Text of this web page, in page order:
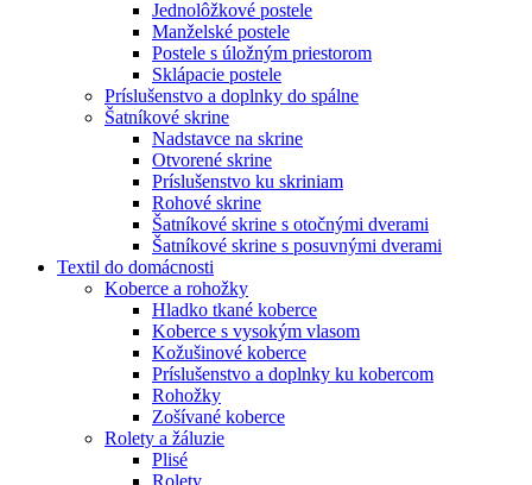
Jednolôžkové postele
Manželské postele
Postele s úložným priestorom
Sklápacie postele
Príslušenstvo a doplnky do spálne
Šatníkové skrine
Nadstavce na skrine
Otvorené skrine
Príslušenstvo ku skriniam
Rohové skrine
Šatníkové skrine s otočnými dverami
Šatníkové skrine s posuvnými dverami
Textil do domácnosti
Koberce a rohožky
Hladko tkané koberce
Koberce s vysokým vlasom
Kožušinové koberce
Príslušenstvo a doplnky ku kobercom
Rohožky
Zošívané koberce
Rolety a žáluzie
Plisé
Rolety